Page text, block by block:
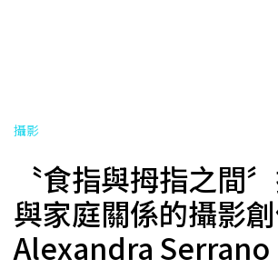
攝影
〝食指與拇指之間
與家庭關係的攝影
Alexandra Serrano